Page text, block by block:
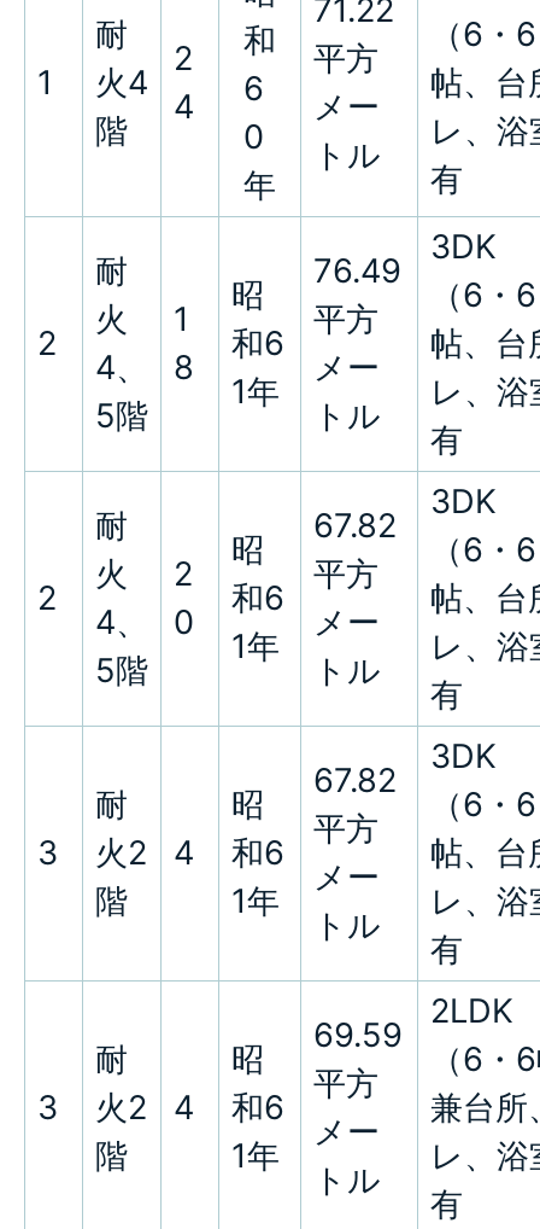
1
耐
火4
階
2
4
和
6
0
年
71.22
平方
メー
トル
（6・
帖、台
レ、
有
2
耐
火
4、
5階
1
8
昭
和6
1年
76.49
平方
メー
トル
3DK
（6・
帖、台
レ、
有
2
耐
火
4、
5階
2
0
昭
和6
1年
67.82
平方
メー
トル
3DK
（6・
帖、台
レ、
有
3
耐
火2
階
4
昭
和6
1年
67.82
平方
メー
トル
3DK
（6・
帖、台
レ、
有
3
耐
火2
階
4
昭
和6
1年
69.59
平方
メー
トル
2LDK
（6・
兼台所
レ、
有